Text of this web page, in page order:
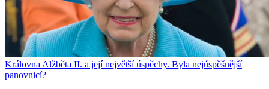
Královna Alžběta II. a její největší úspěchy. Byla nejúspěšnější
panovnicí?